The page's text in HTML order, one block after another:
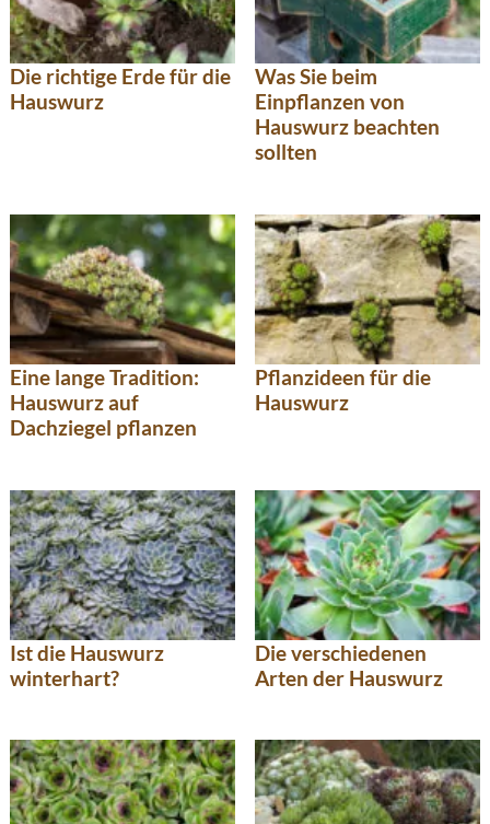
Die richtige Erde für die
Hauswurz
Was Sie beim
Einpflanzen von
Hauswurz beachten
sollten
Eine lange Tradition:
Hauswurz auf
Dachziegel pflanzen
Pflanzideen für die
Hauswurz
Ist die Hauswurz
winterhart?
Die verschiedenen
Arten der Hauswurz